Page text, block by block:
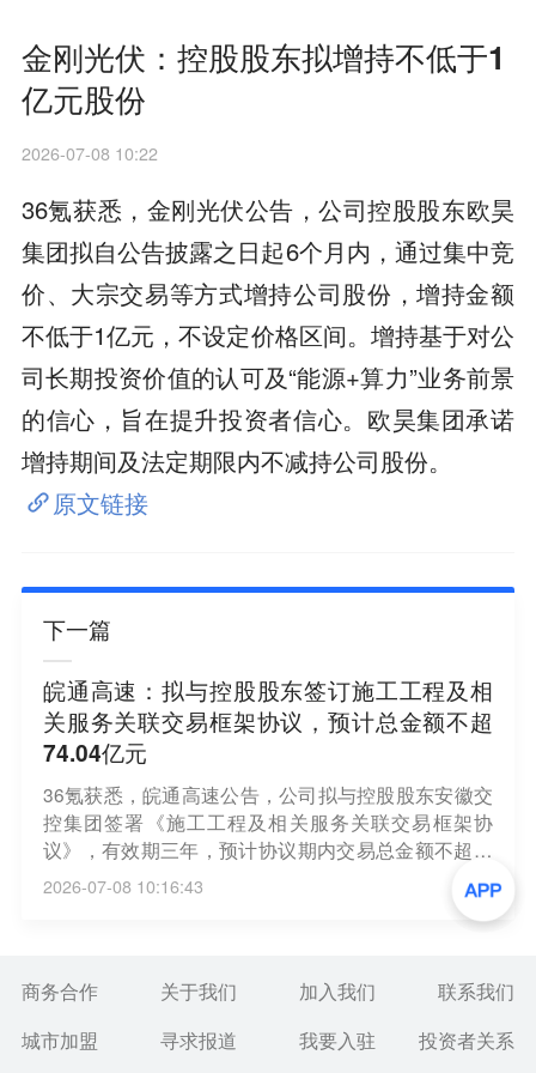
金刚光伏：控股股东拟增持不低于1
亿元股份
2026-07-08 10:22
36氪获悉，金刚光伏公告，公司控股股东欧昊
集团拟自公告披露之日起6个月内，通过集中竞
价、大宗交易等方式增持公司股份，增持金额
不低于1亿元，不设定价格区间。增持基于对公
司长期投资价值的认可及“能源+算力”业务前景
的信心，旨在提升投资者信心。欧昊集团承诺
增持期间及法定期限内不减持公司股份。
原文链接
下一篇
皖通高速：拟与控股股东签订施工工程及相
关服务关联交易框架协议，预计总金额不超
74.04亿元
36氪获悉，皖通高速公告，公司拟与控股股东安徽交
控集团签署《施工工程及相关服务关联交易框架协
议》，有效期三年，预计协议期内交易总金额不超过
74.04亿元。该协议旨在满足公司高速公路改扩建项目
等建设工程需求，交易定价遵循市场原则，需经股东
2026-07-08 10:16:43
商务合作 关于我们 加入我们
联系我们
城市加盟
寻求报道 我要入驻 投资者关系